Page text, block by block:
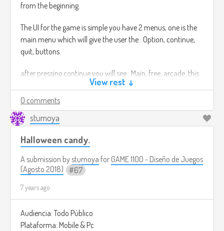
from the beginning.
The UI for the game is simple you have 2 menus, one is the
main menu which will give the user the : Option, continue,
quit, buttons.
after pressing continue you will see : Main, free, arcade. this
modes have different settings, for instance the arcade
mode has the option to change colour the screen also to
black out completely without warning.
controlled by the touch screen.
Also the music of the game will change in every puzzle, in
the sense it will speed up or it will slow down, this will make
View rest ↓
0 comments
stumoya
Halloween candy.
A submission bystumoya for GAME 1100 - Diseño de Juegos
(Agosto 2018)
67
7 years ago
Audiencia: Todo Público
Plataforma: Mobile & Pc